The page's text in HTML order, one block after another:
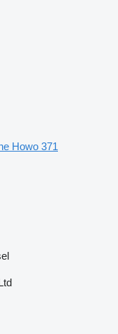
Howo 371